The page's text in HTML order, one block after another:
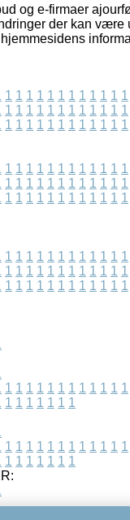
og e-firmaer
der kan være
1 1 1 1 1 1 1 1 1 1 1 1
1 1 1 1 1 1 1 1 1 1 1 1
1 1 1 1 1 1 1 1 1 1 1 1
1 1 1 1 1 1 1 1 1 1 1 1
1 1 1 1 1 1 1 1 1 1 1 1
1 1 1 1 1 1 1 1 1 1 1 1
1 1 1 1 1 1 1 1 1 1 1 1
1 1 1 1 1 1 1 1 1 1 1 1
1 1 1 1 1 1 1 1 1 1 1 1
1 1 1 1 1 1 1 1 1 1 1 1
1 1 1 1 1 1 1
1 1 1 1 1 1 1 1 1 1 1 1
1 1 1 1 1 1 1